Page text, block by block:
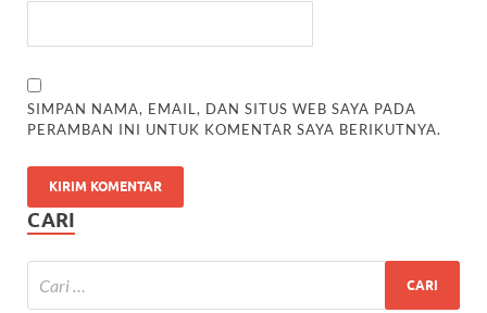
SIMPAN NAMA, EMAIL, DAN SITUS WEB SAYA PADA
PERAMBAN INI UNTUK KOMENTAR SAYA BERIKUTNYA.
CARI